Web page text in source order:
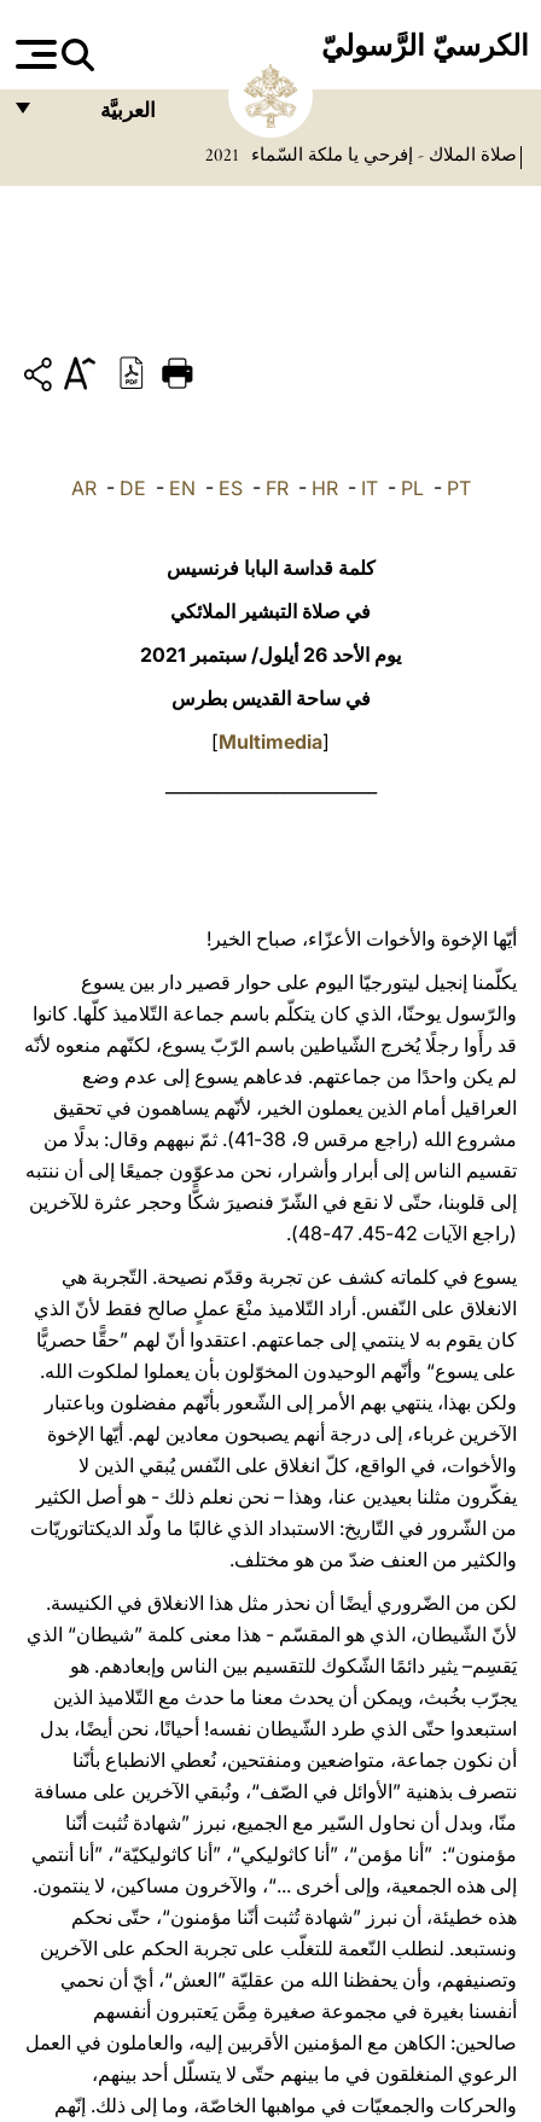
الكرسيّ الرَّسوليّ
العربيَّة
DEUTSCH
العربيّة
صلاة الملاك - إفرحي يا ملكة السّماء 2021
AR- DE - EN - ES- FR- HR- IT- PL- PT
كلمة قداسة البابا فرنسيس
في صلاة التبشير الملائكي
يوم الأحد 26 أيلول/ سبتمبر 2021
في ساحة القديس بطرس
[
Multimedia
]
أيّها الإخوة والأخوات الأعزّاء، صباح الخير!
يكلّمنا إنجيل ليتورجيّا اليوم على حوار قصير دار بين يسوع
والرّسول يوحنّا، الذي كان يتكلّم باسم جماعة التّلاميذ كلّها. كانوا
قد رأَوا رجلًا يُخرج الشّياطين باسم الرّبّ يسوع، لكنّهم منعوه لأنّه
لم يكن واحدًا من جماعتهم. فدعاهم يسوع إلى عدم وضع
العراقيل أمام الذين يعملون الخير، لأنّهم يساهمون في تحقيق
مشروع الله (راجع مرقس 9، 38-41). ثمّ نبههم وقال: بدلًا من
تقسيم الناس إلى أبرار وأشرار، نحن مدعوّون جميعًا إلى أن ننتبه
إلى قلوبنا، حتّى لا نقع في الشّرّ فنصيرَ شكًّا وحجر عثرة للآخرين
(راجع الآيات 42-45. 47-48).
يسوع في كلماته كشف عن تجربة وقدّم نصيحة. التّجربة هي
الانغلاق على النّفس. أراد التّلاميذ منْعَ عملٍ صالح فقط لأنّ الذي
كان يقوم به لا ينتمي إلى جماعتهم. اعتقدوا أنّ لهم ”حقًّا حصريًّا
على يسوع“ وأنّهم الوحيدون المخوّلون بأن يعملوا لملكوت الله.
ولكن بهذا، ينتهي بهم الأمر إلى الشّعور بأنّهم مفضلون وباعتبار
الآخرين غرباء، إلى درجة أنهم يصبحون معادين لهم. أيّها الإخوة
والأخوات، في الواقع، كلّ انغلاق على النّفس يُبقي الذين لا
يفكّرون مثلنا بعيدين عنا، وهذا – نحن نعلم ذلك - هو أصل الكثير
من الشّرور في التّاريخ: الاستبداد الذي غالبًا ما ولّد الديكتاتوريّات
والكثير من العنف ضدّ من هو مختلف.
لكن من الضّروري أيضًا أن نحذر مثل هذا الانغلاق في الكنيسة.
لأنّ الشّيطان، الذي هو المقسّم - هذا معنى كلمة ”شيطان“ الذي
يَقسِم– يثير دائمًا الشّكوك للتقسيم بين الناس وإبعادهم. هو
يجرّب بخُبث، ويمكن أن يحدث معنا ما حدث مع التّلاميذ الذين
استبعدوا حتّى الذي طرد الشّيطان نفسه! أحيانًا، نحن أيضًا، بدل
أن نكون جماعة، متواضعين ومنفتحين، نُعطي الانطباع بأنّنا
نتصرف بذهنية ”الأوائل في الصّف“، ونُبقي الآخرين على مسافة
منّا، وبدل أن نحاول السّير مع الجميع، نبرز ”شهادة تُثبت أنّنا
مؤمنون“: ”أنا مؤمن“، ”أنا كاثوليكي“، ”أنا كاثوليكيّة“، ”أنا أنتمي
إلى هذه الجمعية، وإلى أخرى ...“، والآخرون مساكين، لا ينتمون.
هذه خطيئة، أن نبرز ”شهادة تُثبت أنّنا مؤمنون“، حتّى نحكم
ونستبعد. لنطلب النّعمة للتغلّب على تجربة الحكم على الآخرين
وتصنيفهم، وأن يحفظنا الله من عقليّة ”العش“، أيّ أن نحمي
أنفسنا بغيرة في مجموعة صغيرة مِمَّن يَعتبرون أنفسهم
صالحين: الكاهن مع المؤمنين الأقربين إليه، والعاملون في العمل
الرعوي المنغلقون في ما بينهم حتّى لا يتسلّل أحد بينهم،
والحركات والجمعيّات في مواهبها الخاصّة، وما إلى ذلك. إنّهم